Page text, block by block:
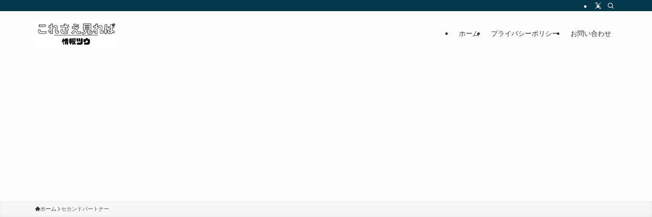
ホーム プライバシーポリシー お問い合わせ
ホーム セカンドパートナー